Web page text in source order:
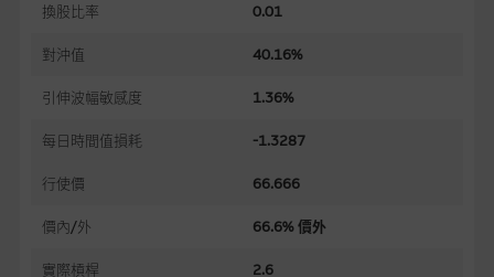
換股比率 0.01
對沖值 40.16%
引伸波幅敏感度 1.36%
每日時間值損耗 -1.3287
行使價 66.666
價內/外 66.6% 價外
實際槓桿 2.6